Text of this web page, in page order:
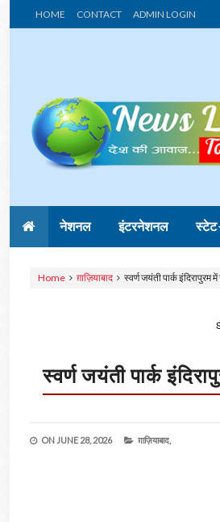
HOME CONTACT ADMIN LOGIN
नेशनल इंटरनेशनल स्टेट
Home ग़ाज़ियाबाद स्वर्ण जयंती पार्क
स्वर्ण जयंती पार्क
ON JUNE 28, 2026 ग़ाज़ियाबाद,